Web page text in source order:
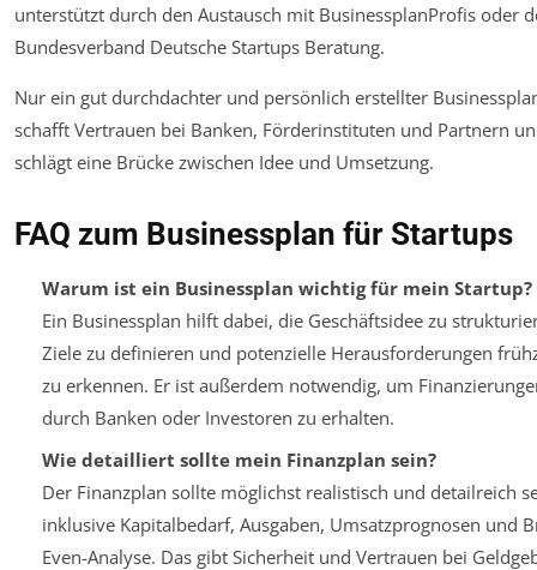
unterstützt durch den Austausch mit BusinessplanProfis oder
Bundesverband Deutsche Startups Beratung.
Nur ein gut durchdachter und persönlich erstellter
schafft Vertrauen bei Banken, Förderinstituten und Partnern
schlägt eine Brücke zwischen Idee und Umsetzung.
FAQ zum Businessplan für Startups
Warum ist ein Businessplan wichtig für mein Startup?
Ein Businessplan hilft dabei, die Geschäftsidee zu
Ziele zu definieren und potenzielle Herausforderungen
zu erkennen. Er ist außerdem notwendig, um
durch Banken oder Investoren zu erhalten.
Wie detailliert sollte mein Finanzplan sein?
Der Finanzplan sollte möglichst realistisch und detailreich
inklusive Kapitalbedarf, Ausgaben, Umsatzprognosen und
Even-Analyse. Das gibt Sicherheit und Vertrauen bei